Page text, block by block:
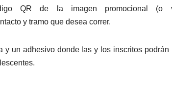
QR de la imagen promocional (o
y tramo que desea correr.
y un adhesivo donde las y los inscritos podrán